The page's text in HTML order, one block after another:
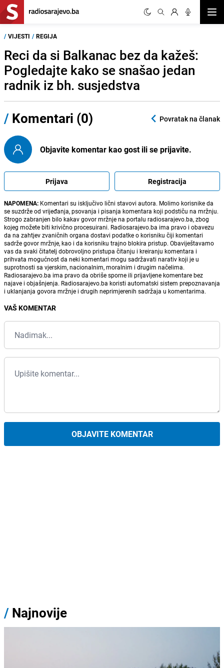
/ VIJESTI / REGIJA
Reci da si Balkanac bez da kažeš:
Pogledajte kako se snašao jedan
radnik iz bh. susjedstva
/ Komentari (0) Povratak na članak
Objavite komentar kao gost ili se prijavite.
Prijava Registracija
NAPOMENA: Komentari su isključivo lični stavovi autora. Molimo korisnike da
se suzdrže od vrijeđanja, psovanja i pisanja komentara koji podstiču na mržnju.
Strogo zabranjen bilo kakav govor mržnje na portalu radiosarajevo.ba, zbog
kojeg možete biti krivično procesuirani. Radiosarajevo.ba ima pravo i obavezu
da na zahtjev zvaničnih organa dostavi podatke o korisniku čiji komentari
sadrže govor mržnje, kao i da korisniku trajno blokira pristup. Obaviještavamo
vas da svaki čitatelj dobrovoljno pristupa čitanju i kreiranju komentara i
prihvata mogućnost da neki komentari mogu sadržavati narativ koji je u
suprotnosti sa vjerskim, nacionalnim, moralnim i drugim načelima.
Radiosarajevo.ba ima pravo da obriše sporne ili prijavljene komentare bez
najave i objašnjenja. Radiosarajevo.ba koristi automatski sistem prepoznavanja
i uklanjanja govora mržnje i drugih neprimjerenih sadržaja u komentarima.
VAŠ KOMENTAR
OBJAVITE KOMENTAR
/ Najnovije